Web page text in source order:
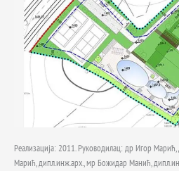
Реализација: 2011. Руководилац: др Игор
Марић, дипл.инж.арх., мр Божидар Манић,
равниште“
Старој
планини